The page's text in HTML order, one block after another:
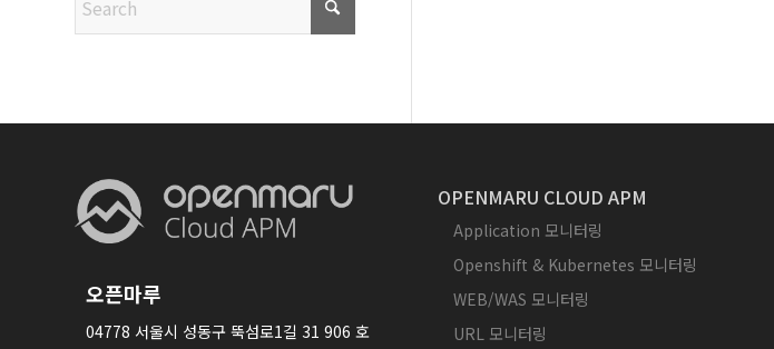
오픈마루
04778 서울시 성동구 뚝섬로1길 31 906 호
OPENMARU CLOUD APM
Application 모니터링
Openshift & Kubernetes 모니터링
WEB/WAS 모니터링
URL 모니터링